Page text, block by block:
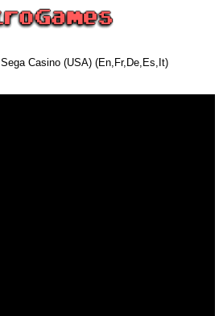
Sega Casino (USA) (En,Fr,De,Es,It)